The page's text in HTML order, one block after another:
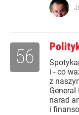
i - co
z
narad
i
56